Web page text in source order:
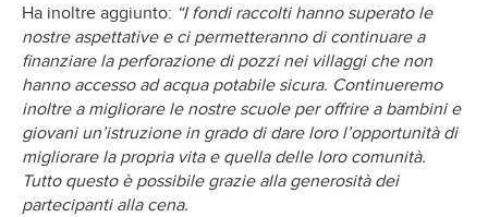
Ha inoltre aggiunto: “I fondi raccolti hanno superato le
nostre aspettative e ci permetteranno di continuare a
finanziare la perforazione di pozzi nei villaggi che non
hanno accesso ad acqua potabile sicura. Continueremo
inoltre a migliorare le nostre scuole per offrire a bambini e
giovani un’istruzione in grado di dare loro l’opportunità di
migliorare la propria vita e quella delle loro comunità.
Tutto questo è possibile grazie alla generosità dei
partecipanti alla cena.